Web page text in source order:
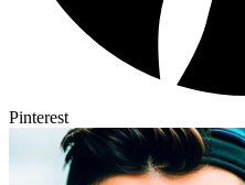
Pinterest